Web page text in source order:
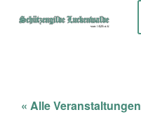
« Alle Veranstaltungen